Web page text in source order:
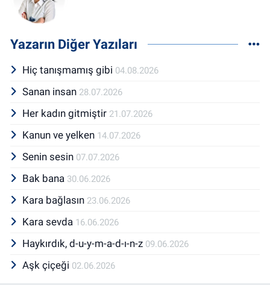
Yazarın Diğer Yazıları
Hiç tanışmamış gibi 04.08.2026
Sanan insan 28.07.2026
Her kadın gitmiştir 21.07.2026
Kanun ve yelken 14.07.2026
Senin sesin 07.07.2026
Bak bana 30.06.2026
Kara bağlasın 23.06.2026
Kara sevda 16.06.2026
Haykırdık, d-u-y-m-a-d-ı-n-z 09.06.2026
Aşk çiçeği 02.06.2026